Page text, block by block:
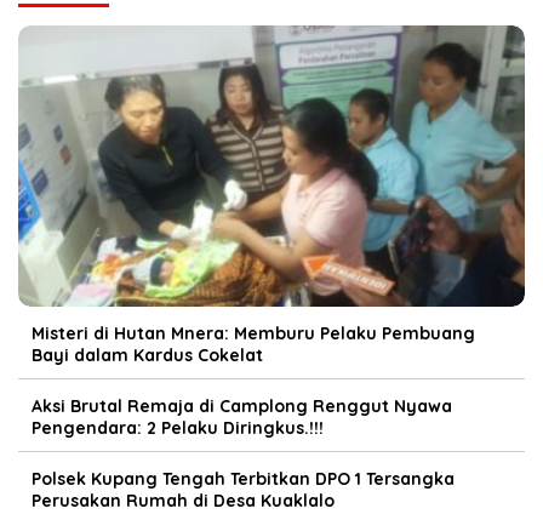
Misteri di Hutan Mnera: Memburu Pelaku Pembuang
Bayi dalam Kardus Cokelat
Aksi Brutal Remaja di Camplong Renggut Nyawa
Pengendara: 2 Pelaku Diringkus.!!!
Polsek Kupang Tengah Terbitkan DPO 1 Tersangka
Perusakan Rumah di Desa Kuaklalo